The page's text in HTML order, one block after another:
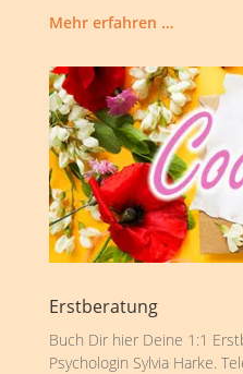
Mehr erfahren …
Erstberatung
Buch Dir hier Deine 1:1
Psychologin Sylvia Harke.